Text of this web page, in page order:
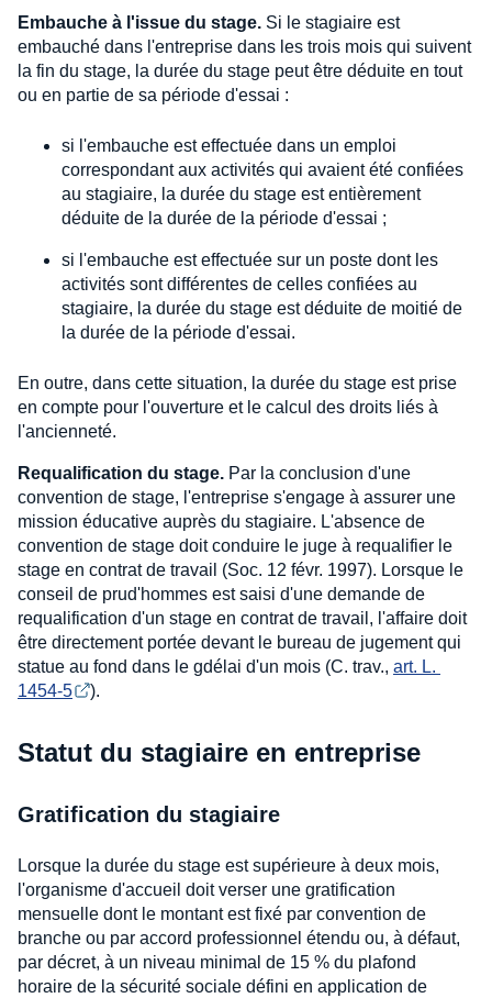
Embauche à l'issue du stage. Si le stagiaire est
embauché dans l'entreprise dans les trois mois qui suivent
la fin du stage, la durée du stage peut être déduite en tout
ou en partie de sa période d'essai :
si l'embauche est effectuée dans un emploi
correspondant aux activités qui avaient été confiées
au stagiaire, la durée du stage est entièrement
déduite de la durée de la période d'essai ;
si l'embauche est effectuée sur un poste dont les
activités sont différentes de celles confiées au
stagiaire, la durée du stage est déduite de moitié de
la durée de la période d'essai.
En outre, dans cette situation, la durée du stage est prise
en compte pour l'ouverture et le calcul des droits liés à
l'ancienneté.
Requalification du stage. Par la conclusion d'une
convention de stage, l'entreprise s'engage à assurer une
mission éducative auprès du stagiaire. L'absence de
convention de stage doit conduire le juge à requalifier le
stage en contrat de travail (Soc. 12 févr. 1997). Lorsque le
conseil de prud'hommes est saisi d'une demande de
requalification d'un stage en contrat de travail, l'affaire doit
être directement portée devant le bureau de jugement qui
statue au fond dans le gdélai d'un mois (C. trav., art. L.
1454-5
).
Statut du stagiaire en entreprise
Gratification du stagiaire
Lorsque la durée du stage est supérieure à deux mois,
l'organisme d'accueil doit verser une gratification
mensuelle dont le montant est fixé par convention de
branche ou par accord professionnel étendu ou, à défaut,
par décret, à un niveau minimal de 15 % du plafond
horaire de la sécurité sociale défini en application de